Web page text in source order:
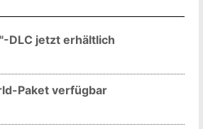
DLC jetzt erhältlich
Paket verfügbar